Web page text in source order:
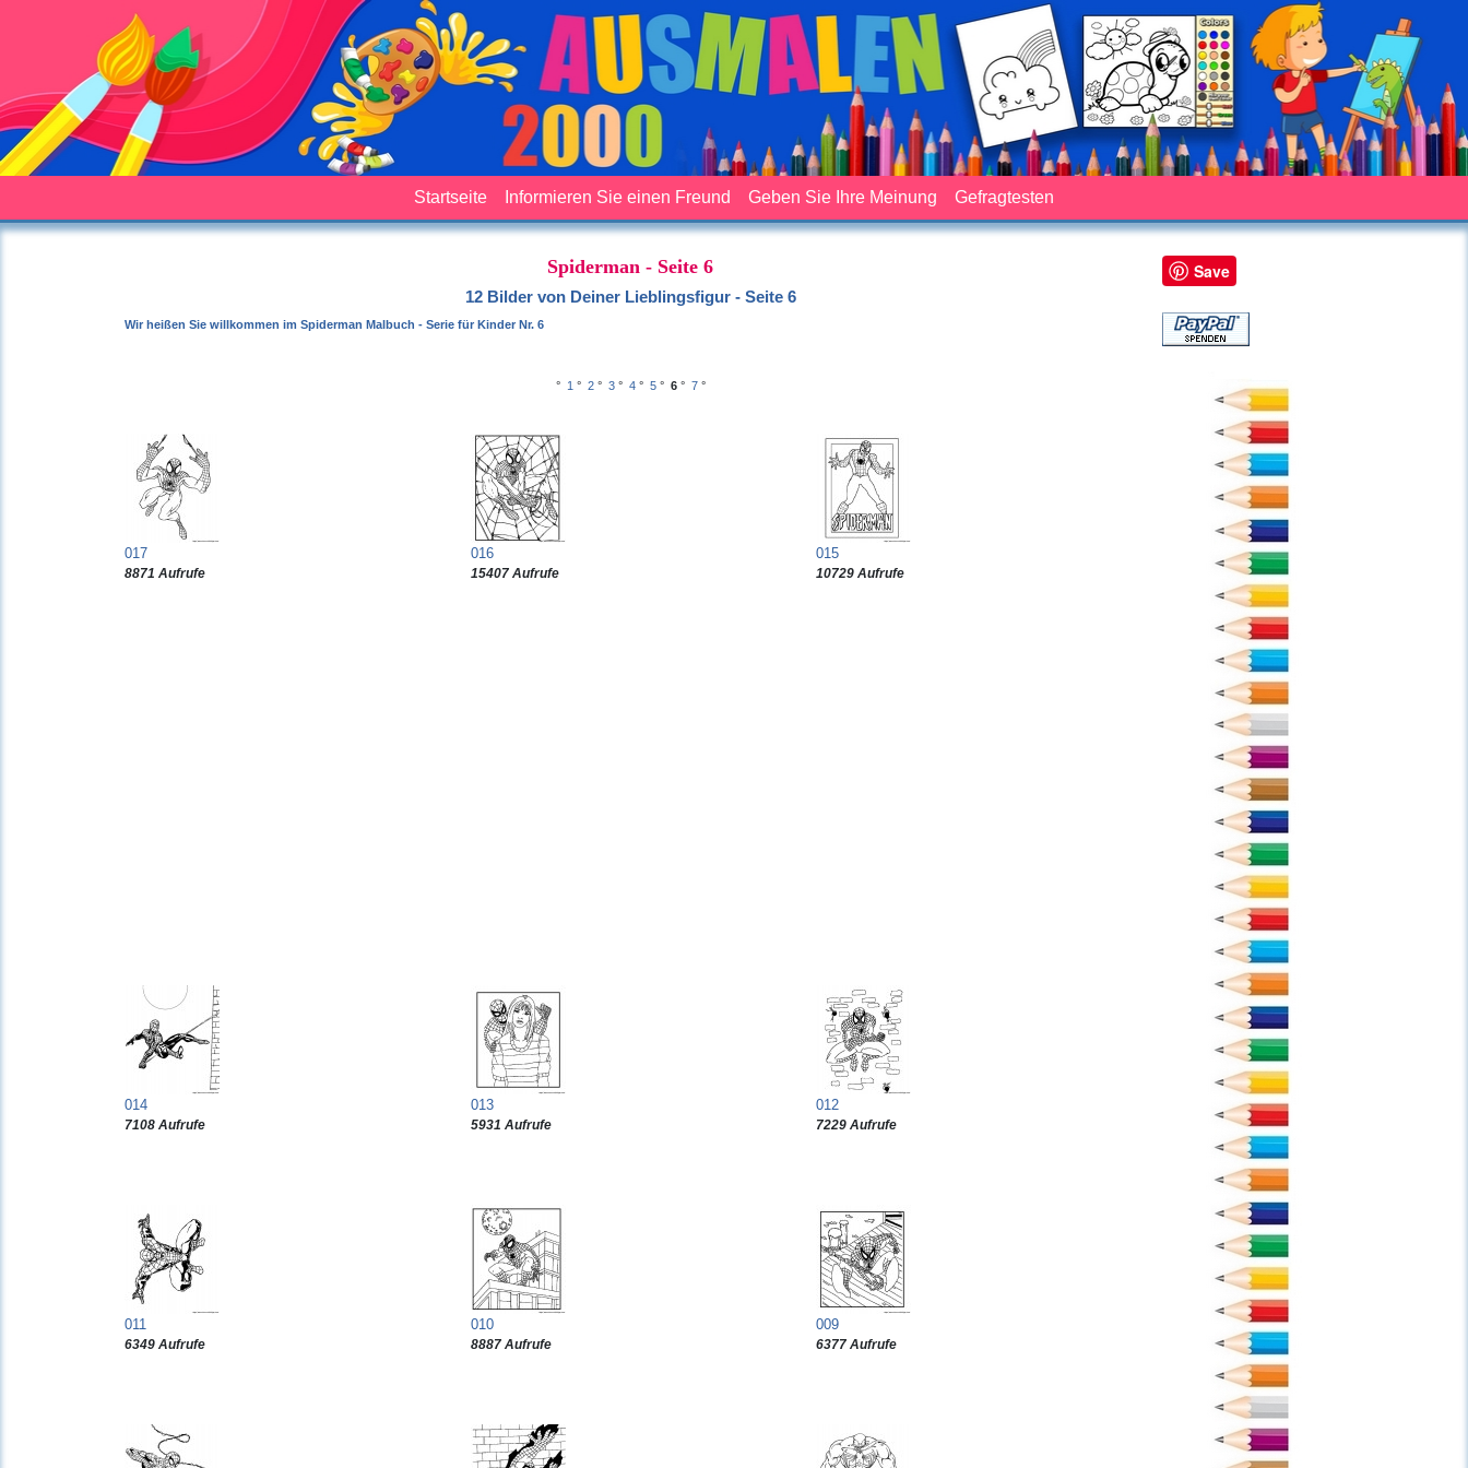
Startseite Informieren Sie einen Freund Geben Sie Ihre Meinung Gefragtesten
Spiderman - Seite 6
12 Bilder von Deiner Lieblingsfigur - Seite 6
Wir heißen Sie willkommen im Spiderman Malbuch - Serie für Kinder Nr. 6
° 1 ° 2° 3° 4° 5° 6 ° 7°
017
8871 Aufrufe
016
15407 Aufrufe
015
10729 Aufrufe
014
7108 Aufrufe
013
5931 Aufrufe
012
7229 Aufrufe
011
6349 Aufrufe
010
8887 Aufrufe
009
6377 Aufrufe
Save